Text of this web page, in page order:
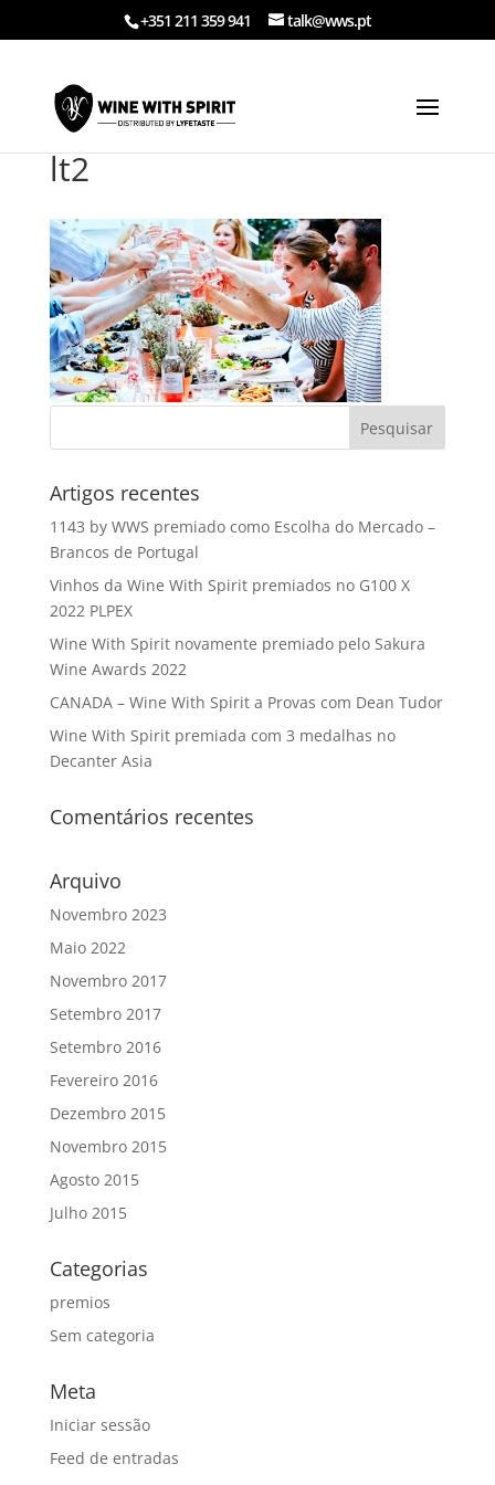
+351 211 359 941 talk@wws.pt
lt2
Artigos recentes
1143 by WWS premiado como Escolha do Mercado –
Brancos de Portugal
Vinhos da Wine With Spirit premiados no G100 X
2022 PLPEX
Wine With Spirit novamente premiado pelo Sakura
Wine Awards 2022
CANADA – Wine With Spirit a Provas com Dean Tudor
Wine With Spirit premiada com 3 medalhas no
Decanter Asia
Comentários recentes
Arquivo
Novembro 2023
Maio 2022
Novembro 2017
Setembro 2017
Setembro 2016
Fevereiro 2016
Dezembro 2015
Novembro 2015
Agosto 2015
Julho 2015
Categorias
premios
Sem categoria
Meta
Iniciar sessão
Feed de entradas